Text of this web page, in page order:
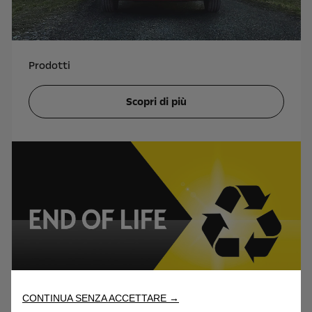
Prodotti
Scopri di più
CONTINUA SENZA ACCETTARE →